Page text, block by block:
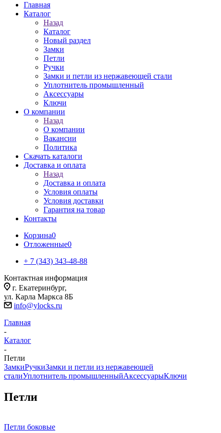
Главная
Каталог
Назад
Каталог
Новый раздел
Замки
Петли
Ручки
Замки и петли из нержавеющей стали
Уплотнитель промышленный
Аксессуары
Ключи
О компании
Назад
О компании
Вакансии
Политика
Скачать каталоги
Доставка и оплата
Назад
Доставка и оплата
Условия оплаты
Условия доставки
Гарантия на товар
Контакты
Корзина0
Отложенные0
+ 7 (343) 343-48-88
Контактная информация
г. Екатеринбург,
ул. Карла Маркса 8Б
info@ylocks.ru
Главная
-
Каталог
-
Петли
ЗамкиРучкиЗамки и петли из нержавеющей
сталиУплотнитель промышленныйАксессуарыКлючи
Петли
Петли боковые